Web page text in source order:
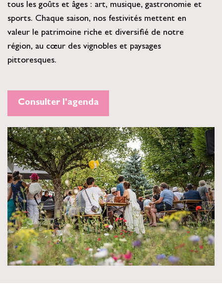
tous les goûts et âges : art, musique, gastronomie et
sports. Chaque saison, nos festivités mettent en
valeur le patrimoine riche et diversifié de notre
région, au cœur des vignobles et paysages
pittoresques.
Consulter l'agenda